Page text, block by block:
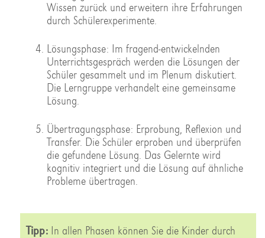
Wissen zurück und erweitern ihre Erfahrungen
durch Schülerexperimente.
Lösungsphase: Im fragend-entwickelnden
Unterrichtsgespräch werden die Lösungen der
Schüler gesammelt und im Plenum diskutiert.
Die Lerngruppe verhandelt eine gemeinsame
Lösung.
Übertragungsphase: Erprobung, Reflexion und
Transfer. Die Schüler erproben und überprüfen
die gefundene Lösung. Das Gelernte wird
kognitiv integriert und die Lösung auf ähnliche
Probleme übertragen.
Tipp:In allen Phasen können Sie die Kinder durch